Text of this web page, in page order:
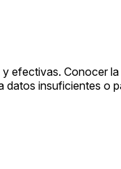
efectivas. Conocer
datos insuficientes o